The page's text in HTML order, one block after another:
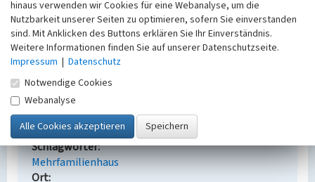
Bauherr: Eintracht Braunkohlenwerke und
Brikettfabriken AG, Welzow
Entwurf: wohl Rose & Röhle, Dresden (Architekt)
BKM-Nummer:31000009
Werkssiedlung, Mehrfamilienwohnhaus
»Steigerhaus«
Schlagwörter
Mehrfamilienhaus
Ort
hinaus verwenden wir Cookies für eine Webanalyse, um die
Nutzbarkeit unserer Seiten zu optimieren, sofern Sie einverstanden
sind. Mit Anklicken des Buttons erklären Sie Ihr Einverständnis.
Weitere Informationen finden Sie auf unserer Datenschutzseite.
Impressum | Datenschutz
Notwendige Cookies
Webanalyse